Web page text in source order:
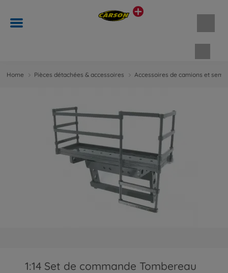
Home Pièces détachées & accessoires Accessoires de camions et
1:14 Set de commande Tombereau